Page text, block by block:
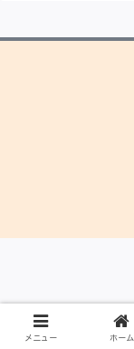
メニュー ホーム